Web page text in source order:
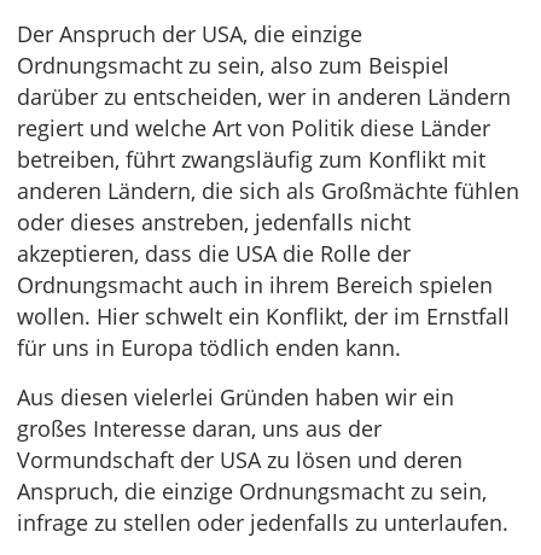
Der Anspruch der USA, die einzige
Ordnungsmacht zu sein, also zum Beispiel
darüber zu entscheiden, wer in anderen Ländern
regiert und welche Art von Politik diese Länder
betreiben, führt zwangsläufig zum Konflikt mit
anderen Ländern, die sich als Großmächte fühlen
oder dieses anstreben, jedenfalls nicht
akzeptieren, dass die USA die Rolle der
Ordnungsmacht auch in ihrem Bereich spielen
wollen. Hier schwelt ein Konflikt, der im Ernstfall
für uns in Europa tödlich enden kann.
Aus diesen vielerlei Gründen haben wir ein
großes Interesse daran, uns aus der
Vormundschaft der USA zu lösen und deren
Anspruch, die einzige Ordnungsmacht zu sein,
infrage zu stellen oder jedenfalls zu unterlaufen.